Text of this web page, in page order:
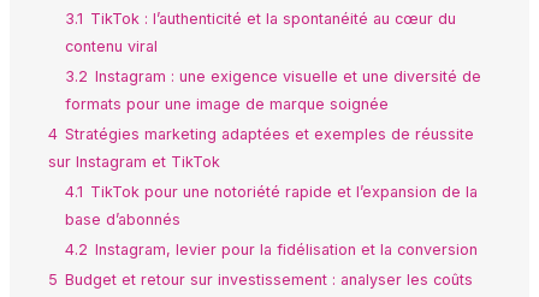
3.1 TikTok : l’authenticité et la spontanéité au cœur du
contenu viral
3.2 Instagram : une exigence visuelle et une diversité de
formats pour une image de marque soignée
4 Stratégies marketing adaptées et exemples de réussite
sur Instagram et TikTok
4.1 TikTok pour une notoriété rapide et l’expansion de la
base d’abonnés
4.2 Instagram, levier pour la fidélisation et la conversion
5 Budget et retour sur investissement : analyser les coûts